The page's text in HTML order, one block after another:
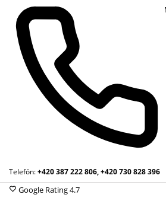
Telefón:+420 387 222 806, +420 730 828 396
Google Rating4.7